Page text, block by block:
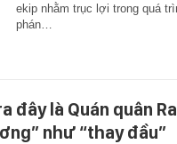
ekip nhằm trục lợi trong quá
phán…
đây là Quán quân
như “thay đầu”